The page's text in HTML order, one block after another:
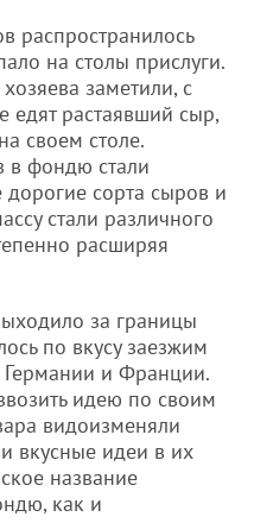
распространилось
на столы прислуги.
заметили, с
едят растаявший сыр,
своем столе.
в фондю стали
дорогие сорта сыров и
стали различного
расширяя
за границы
по вкусу заезжим
Германии и Франции.
идею по своим
видоизменяли
вкусные идеи в их
название
как и